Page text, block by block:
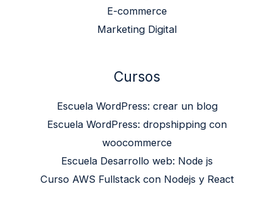
E-commerce
Marketing Digital
Cursos
Escuela WordPress: crear un blog
Escuela WordPress: dropshipping con
woocommerce
Escuela Desarrollo web: Node js
Curso AWS Fullstack con Nodejs y React